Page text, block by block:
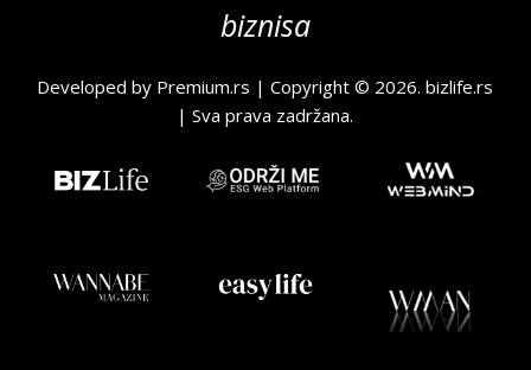
biznisa
Developed by Premium.rs | Copyright © 2026.bizlife.rs
| Sva prava zadržana.